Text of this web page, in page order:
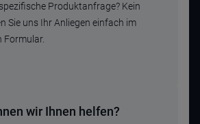
Produktanfrage? Kein
Sie uns Ihr Anliegen einfach im
Formular.
wir Ihnen helfen?